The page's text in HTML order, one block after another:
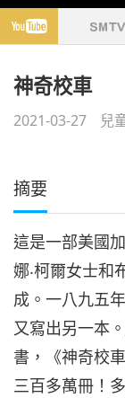
神奇校車
2021-03-27 兒
摘要
這是一部美國
娜‧柯爾女士和
成。一八九五
又寫出另一本
書，《神奇校
三百多萬冊！